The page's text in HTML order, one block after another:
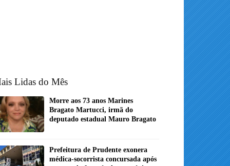
Lidas do Mês
Morre aos 73 anos Marines
Bragato Martucci, irmã do
deputado estadual Mauro Bragato
Prefeitura de Prudente exonera
médica-socorrista concursada após